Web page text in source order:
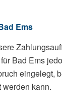
Ems
Bad Ems
eingelegt,
kann.